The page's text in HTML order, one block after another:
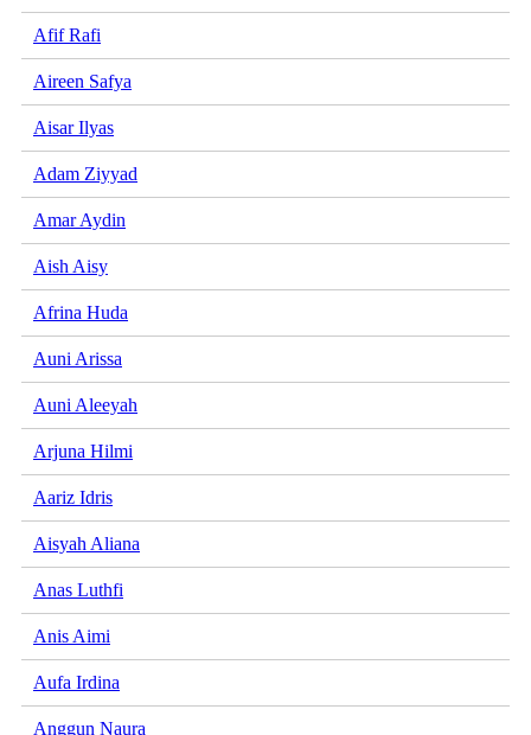
Afif Rafi
Aireen Safya
Aisar Ilyas
Adam Ziyyad
Amar Aydin
Aish Aisy
Afrina Huda
Auni Arissa
Auni Aleeyah
Arjuna Hilmi
Aariz Idris
Aisyah Aliana
Anas Luthfi
Anis Aimi
Aufa Irdina
Anggun Naura